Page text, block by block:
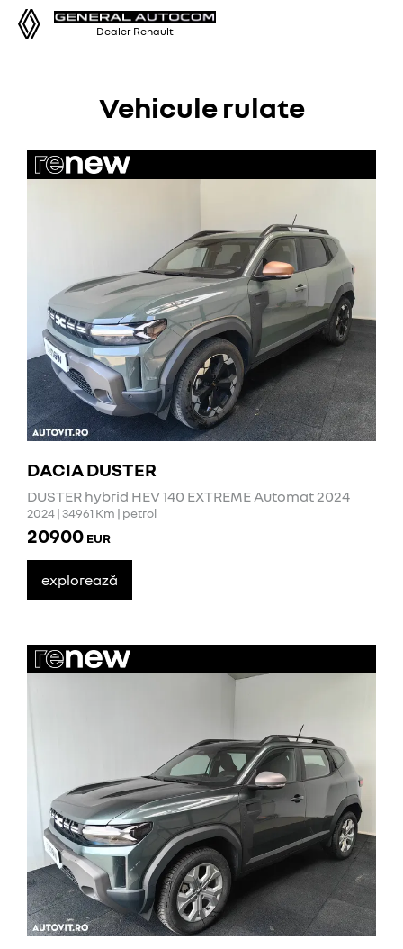
Dealer Renault
Vehicule rulate
DACIA DUSTER
DUSTER hybrid HEV 140 EXTREME Automat 2024
2024 | 34961 Km | petrol
20900 EUR
explorează